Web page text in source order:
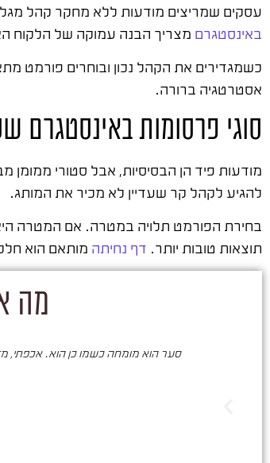
עסקים שמריצים מודעות ללא מחקר קהל
באינסטגרם מצריך הבנה עמוקה של הלקוח
אסטרטגיה ברורה.
סוגי פרסומות באינסטגרם
מודעות פיד הן הבסיסיות, אבל סטורי ממומן
להגיע לקהל קר שעדיין לא מכיר את המותג.
תוצאות טובות יותר. דף נחיתה מותאם הוא
מה
סער הוא מומחה כשמו כן הוא. אכפתי,